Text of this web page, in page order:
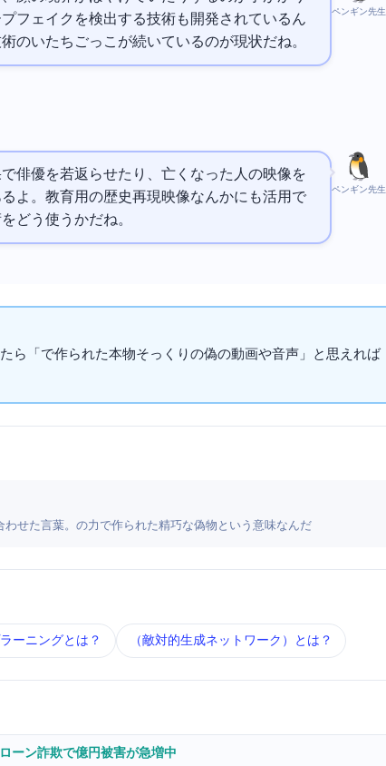
ペンギン先生
プフェイクを検出する技術も開発されているん
のいたちごっこが続いているのが現状だね。
ペンギン先生
俳優を若返らせたり、亡くなった人の映像を
よ。教育用の歴史再現映像なんかにも活用で
どう使うかだね。
ら「AIで作られた本物そっくりの偽の動画や音声」と思えれば
を組み合わせた言葉。AIの力で作られた精巧な偽物という意味なんだ
ーニング とは？ GAN（敵対的生成ネットワーク） とは？
ーン詐欺で2億円被害が急増中